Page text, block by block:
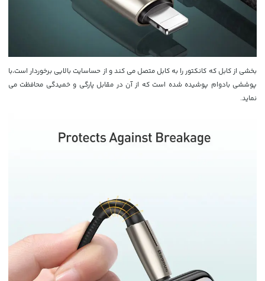
بخشی از کابل که کانکتور را به کابل متصل می کند و از حساسایت بالایی برخوردار است،با
پوششی بادوام پوشیده شده است که از آن در مقابل پارگی و خمیدگی محافظت می
نماید.